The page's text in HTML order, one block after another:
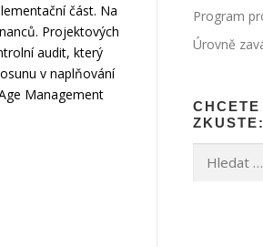
část. Na
Projektových
audit, který
v naplňování
Management
Program
Úrovně
ZKUSTE:
Vyhledávání